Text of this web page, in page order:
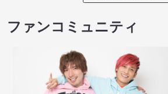
ファンコミュニティ